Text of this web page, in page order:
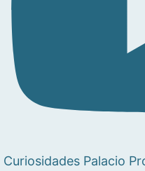
Curiosidades Palacio